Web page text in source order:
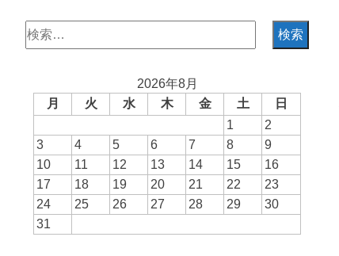
検
索:
2026年8月
月
火 水 木 金 土
日
1
2
3
4 5 6 7 8
9
10
11 12 13 14 15
16
17
18 19 20 21 22
23
24
25 26 27 28 29
30
31